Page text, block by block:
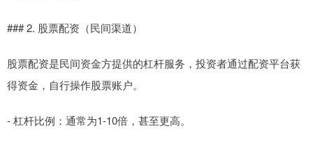
### 2. 股票配资（民间渠道）
股票配资是民间资金方提供的杠杆服务，投资者通过配资平台获
得资金，自行操作股票账户。
- 杠杆比例：通常为1-10倍，甚至更高。